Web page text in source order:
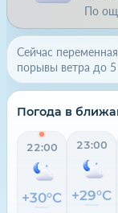
По
Сейчас
порывы ветра до
Погода в
22:00
+30°C
23:00
+29°C